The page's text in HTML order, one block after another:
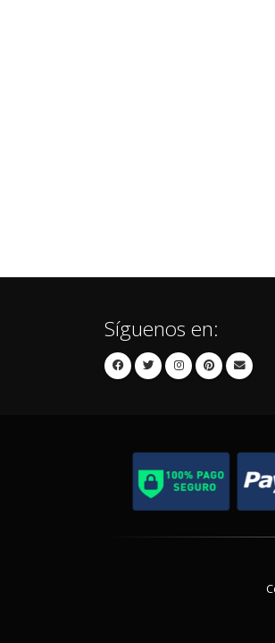
Síguenos en: